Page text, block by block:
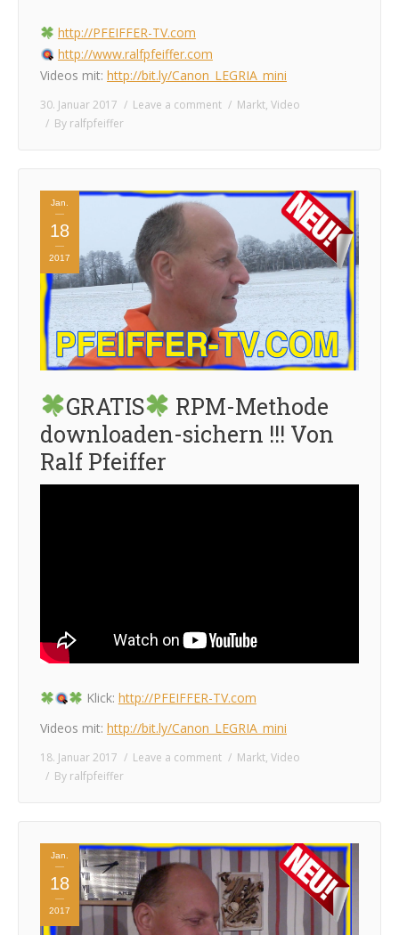
http://PFEIFFER-TV.com
http://www.ralfpfeiffer.com
Videos mit: http://bit.ly/Canon_LEGRIA_mini
30. Januar 2017 Leave a comment Markt, Video
By ralfpfeiffer
Jan.
18
2017
GRATIS
RPM-Methode
downloaden-sichern !!! Von
Ralf Pfeiffer
Klick: http://PFEIFFER-TV.com
Videos mit: http://bit.ly/Canon_LEGRIA_mini
18. Januar 2017 Leave a comment Markt, Video
By ralfpfeiffer
Jan.
18
2017